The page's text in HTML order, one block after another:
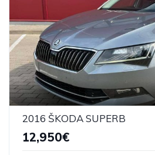
2016 ŠKODA SUPERB
12,950€